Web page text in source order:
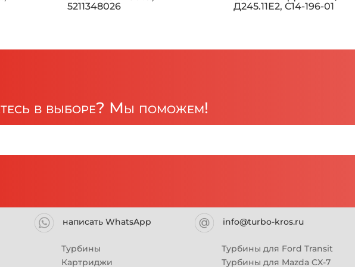
5211348026
Д245.11Е2, C14-196-01
в выборе? Мы поможем!
написать WhatsApp info@turbo-kros.ru
Турбины
Картриджи
Турбины для Ford Transit
Турбины для Mazda CX-7